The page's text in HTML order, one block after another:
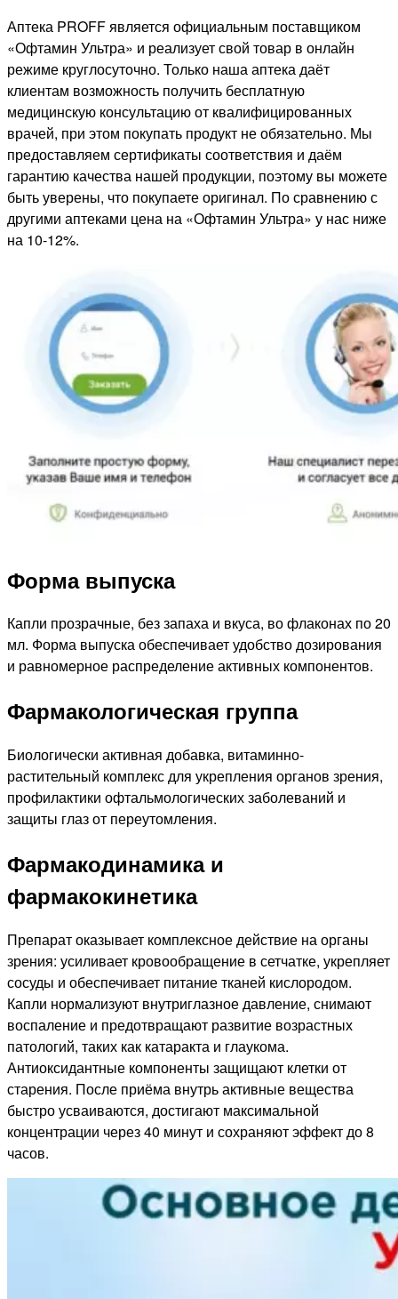
Аптека PROFF является официальным поставщиком
«Офтамин Ультра» и реализует свой товар в онлайн
режиме круглосуточно. Только наша аптека даёт
клиентам возможность получить бесплатную
медицинскую консультацию от квалифицированных
врачей, при этом покупать продукт не обязательно. Мы
предоставляем сертификаты соответствия и даём
гарантию качества нашей продукции, поэтому вы можете
быть уверены, что покупаете оригинал. По сравнению с
другими аптеками цена на «Офтамин Ультра» у нас ниже
на 10-12%.
Форма выпуска
Капли прозрачные, без запаха и вкуса, во флаконах по 20
мл. Форма выпуска обеспечивает удобство дозирования
и равномерное распределение активных компонентов.
Фармакологическая группа
Биологически активная добавка, витаминно-
растительный комплекс для укрепления органов зрения,
профилактики офтальмологических заболеваний и
защиты глаз от переутомления.
Фармакодинамика и
фармакокинетика
Препарат оказывает комплексное действие на органы
зрения: усиливает кровообращение в сетчатке, укрепляет
сосуды и обеспечивает питание тканей кислородом.
Капли нормализуют внутриглазное давление, снимают
воспаление и предотвращают развитие возрастных
патологий, таких как катаракта и глаукома.
Антиоксидантные компоненты защищают клетки от
старения. После приёма внутрь активные вещества
быстро усваиваются, достигают максимальной
концентрации через 40 минут и сохраняют эффект до 8
часов.